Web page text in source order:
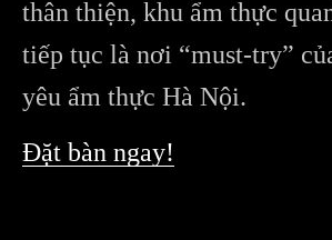
thân thiện, khu ẩm thực
tiếp tục là nơi “must-try”
yêu ẩm thực Hà Nội.
Đặt bàn ngay!